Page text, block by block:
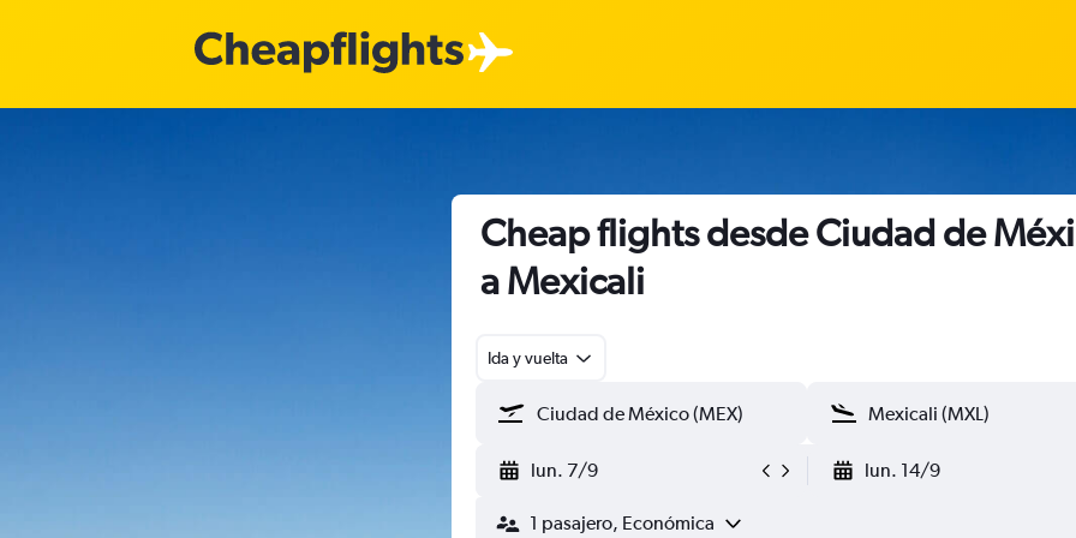
Cheap flights desde Ciudad de
a Mexicali
Ida y vuelta
lun. 7/9 lun. 14/9
1 pasajero, Económica